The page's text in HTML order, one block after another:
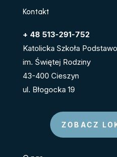
Kontakt
+ 48 513-291-752
Katolicka Szkoła
im. Świętej Rodziny
43-400 Cieszyn
ul. Błogocka 19
ZOBACZ